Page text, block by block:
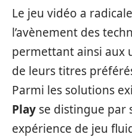
Le jeu vidéo a
l’avènement des
permettant ainsi aux
de leurs titres
Parmi les solutions
Play se distingue par
expérience de jeu